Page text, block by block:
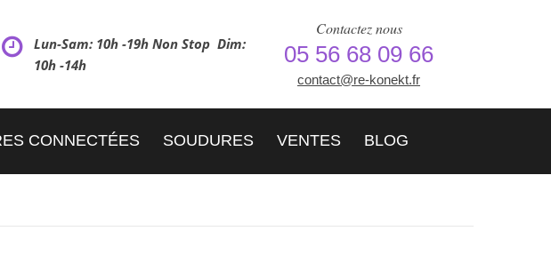
Lun-Sam: 10h -19h Non Stop Dim:
10h -14h
Contactez nous
05 56 68 09 66
contact@re-konekt.fr
CONNECTÉES SOUDURES VENTES BLOG